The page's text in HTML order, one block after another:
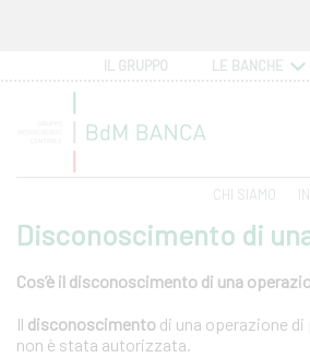
IL GRUPPO LE BANCHE
CHI SIAMO
Disconoscimento di
Cos’è il disconoscimento di una
Il disconoscimento di una operazione
non è stata autorizzata.